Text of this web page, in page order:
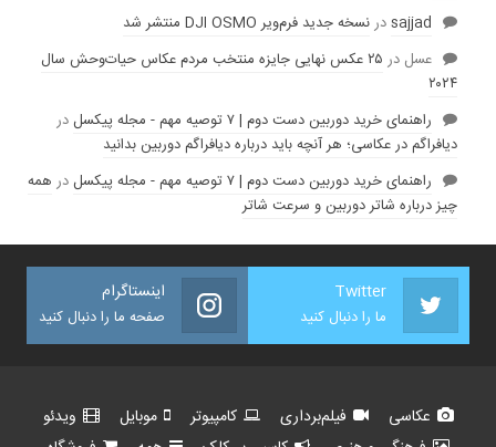
sajjadدرنسخه جدید فرم‌ویر DJI OSMO منتشر شد
عسل در
۲۵ عکس نهایی جایزه منتخب مردم عکاس حیات‌وحش سال
۲۰۲۴
راهنمای خرید دوربین دست دوم | ۷ توصیه مهم - مجله پیکسل
در
دیافراگم در عکاسی؛ هر آنچه باید درباره دیافراگم دوربین بدانید
راهنمای خرید دوربین دست دوم | ۷ توصیه مهم - مجله پیکسل
در همه
چیز درباره شاتر دوربین و سرعت شاتر
Twitter
ما را دنبال کنید
اینستاگرام
صفحه ما را دنبال کنید
عکاسی فیلم‌برداری کامپیوتر موبایل
ویدئو